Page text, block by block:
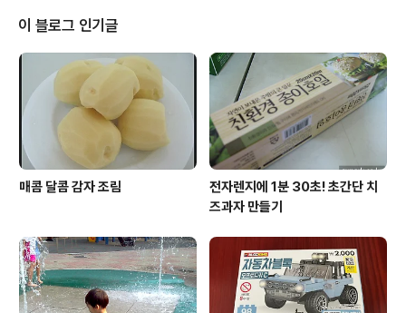
이 블로그 인기글
매콤 달콤 감자 조림
전자렌지에 1분 30초! 초간단 치
즈과자 만들기